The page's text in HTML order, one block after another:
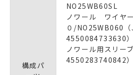
構成パ
NO25WB60SL
ノワール ワイヤ
０/NO25WB060（
4550084733630
ノワール用スリー
4550283740842